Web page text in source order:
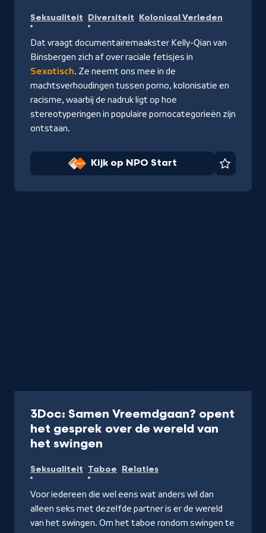
op
NPO
Start
Seksualiteit Diversiteit Koloniaal Verleden
Dat vraagt documentairemaakster Kelly-Qian van
Binsbergen zich af over raciale fetisjes in
Sexotisch. Ze neemt ons mee in de
machtsverhoudingen tussen porno, kolonisatie en
racisme, waarbij de nadruk ligt op hoe
stereotyperingen in populaire pornocategorieën zijn
ontstaan.
Kijk op NPO Start
3Doc: Samen Vreemdgaan? opent
het gesprek over de wereld van
het swingen
op
NPO
Start
Seksualiteit Taboe Relaties
Voor iedereen die wel eens wat anders wil dan
alleen seks met dezelfde partner is er de wereld
van het swingen. Om het taboe rondom swingen te